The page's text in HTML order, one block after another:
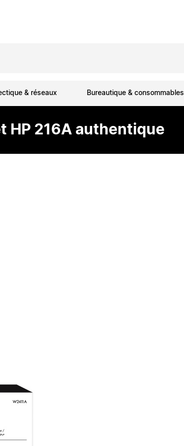
& réseaux Bureautique & consommables
HP 216A authentique